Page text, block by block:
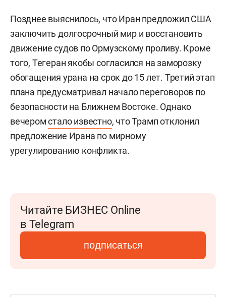
Позднее выяснилось, что Иран предложил США
заключить долгосрочный мир и восстановить
движение судов по Ормузскому проливу. Кроме
того, Тегеран якобы согласился на заморозку
обогащения урана на срок до 15 лет. Третий этап
плана предусматривал начало переговоров по
безопасности на Ближнем Востоке. Однако
вечеромстало известно, что Трамп отклонил
предложение Ирана по мирному
урегулированию конфликта.
Читайте БИЗНЕС Online
в Telegram
подписаться